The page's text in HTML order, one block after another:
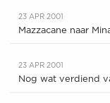
23 APR 2001
Mazzacane naar
23 APR 2001
Nog wat verdiend